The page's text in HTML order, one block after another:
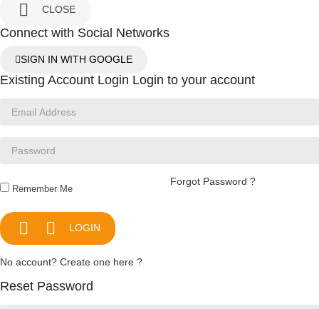

CLOSE
Connect with Social Networks
SIGN IN WITH GOOGLE
Existing Account Login Login to your account
Remember Me
Forgot Password ?
  LOGIN
No account? Create one here ?
Reset Password